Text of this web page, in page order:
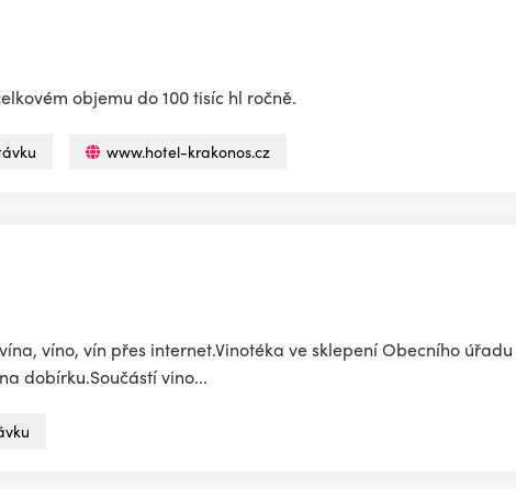
objemu do 100 tisíc hl ročně.
www.hotel-krakonos.cz
víno, vín přes internet.Vinotéka ve sklepení Obecního
dobírku.Součástí vino...